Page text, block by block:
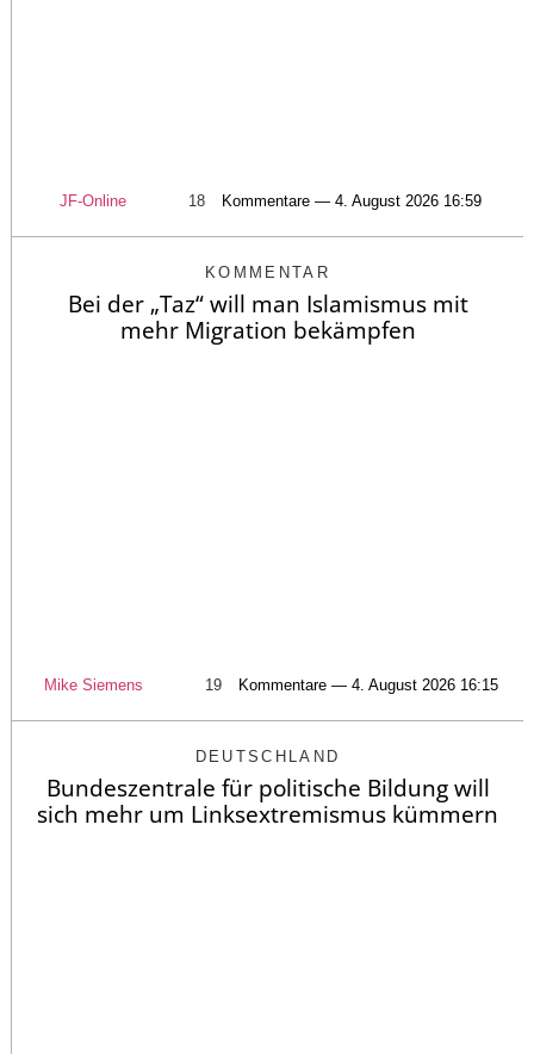
JF-Online 18 Kommentare — 4. August 2026 16:59
KOMMENTAR
Bei der „Taz“ will man Islamismus mit
mehr Migration bekämpfen
Mike Siemens 19 Kommentare — 4. August 2026 16:15
DEUTSCHLAND
Bundeszentrale für politische Bildung will
sich mehr um Linksextremismus kümmern